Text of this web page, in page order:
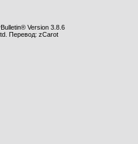
Version 3.8.6
Перевод: zCarot